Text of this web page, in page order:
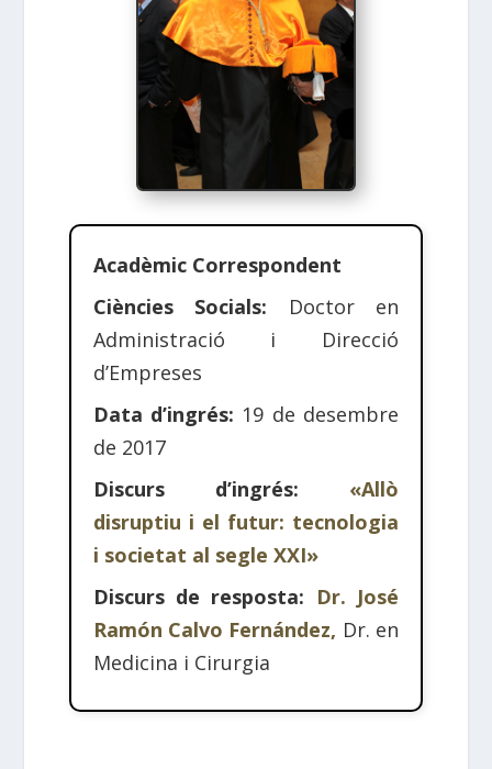
Acadèmic Correspondent
Ciències Socials: Doctor en
Administració i Direcció
d’Empreses
Data d’ingrés: 19 de desembre
de 2017
Discurs d’ingrés: «Allò
disruptiu i el futur: tecnologia
i societat al segle XXI»
Discurs de resposta: Dr. José
Ramón Calvo Fernández, Dr. en
Medicina i Cirurgia